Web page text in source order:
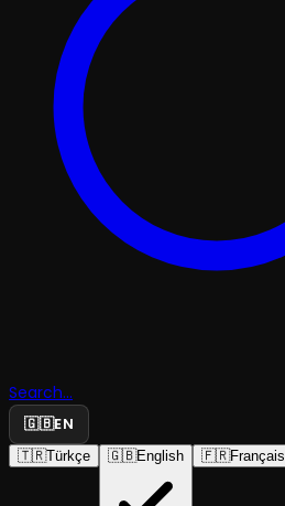
Search...
🇬🇧EN
🇹🇷Türkçe 🇬🇧English 🇫🇷Français